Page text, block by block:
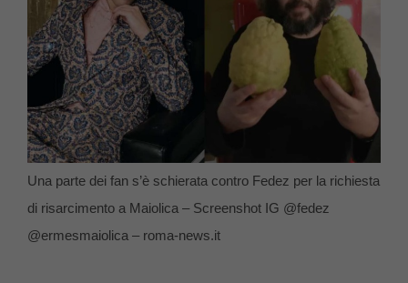
Una parte dei fan s’è schierata contro Fedez per la richiesta
di risarcimento a Maiolica – Screenshot IG @fedez
@ermesmaiolica – roma-news.it